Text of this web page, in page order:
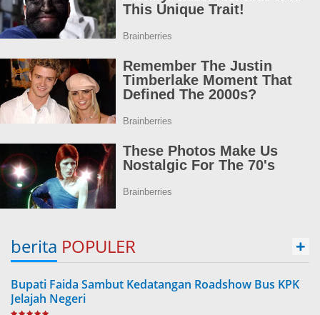
berita POPULER +
Bupati Faida Sambut Kedatangan Roadshow Bus KPK
Jelajah Negeri